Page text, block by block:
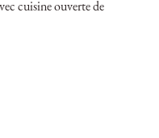
cuisine ouverte de